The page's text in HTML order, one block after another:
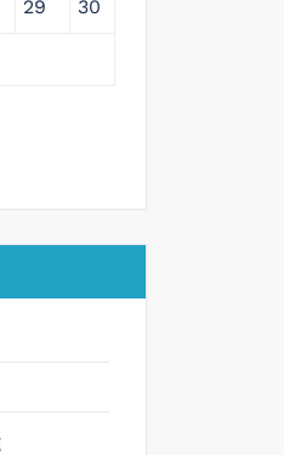
29 30